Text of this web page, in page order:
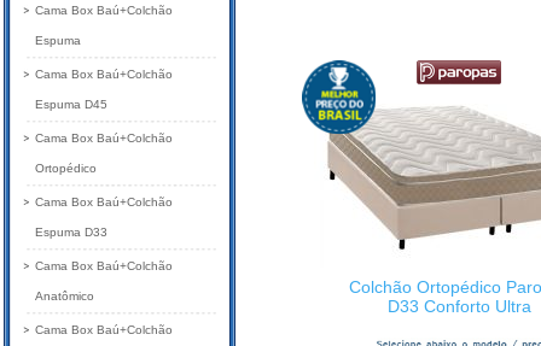
Colchão Ortopédico
D33 Conforto Ultra
Cama Box Baú+Colchão
Espuma
Cama Box Baú+Colchão
Espuma D45
Cama Box Baú+Colchão
Ortopédico
Cama Box Baú+Colchão
Espuma D33
Cama Box Baú+Colchão
Anatômico
Cama Box Baú+Colchão